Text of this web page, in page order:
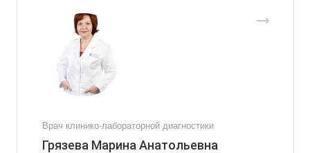
Врач клинико-лабораторной диагностики
Грязева Марина Анатольевна